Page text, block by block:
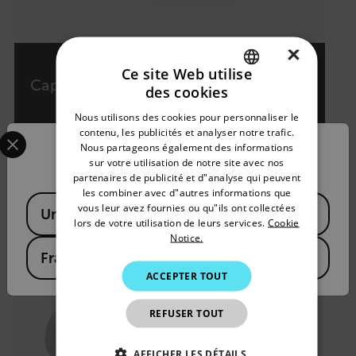
Capteur intelligent Axxx-Series
Caméras thermiques fixes
VOIR LE PRODUIT
Confirm Location
Select your preferred country and language from the
Available Locations
United States
France
GERMAN
FRENCH
SPANISH
PORTUGUESE
KOREAN
JAPANESE
CHINESE
×
Ce site Web utilise
des cookies
Nous utilisons des cookies pour personnaliser le
contenu, les publicités et analyser notre trafic.
Nous partageons également des informations
sur votre utilisation de notre site avec nos
partenaires de publicité et d"analyse qui peuvent
les combiner avec d"autres informations que
vous leur avez fournies ou qu"ils ont collectées
lors de votre utilisation de leurs services. Cookie
Notice.
ACCEPTER TOUT
REFUSER TOUT
AFFICHER LES DÉTAILS